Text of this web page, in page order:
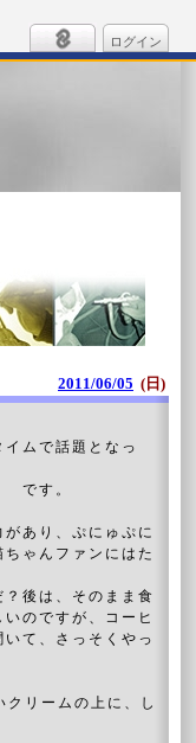
ログイン
2011/06/05 (日)
ムで話題となっ
です。
あり、ぷにゅぷに
ゃんファンにはた
後は、そのまま食
のですが、コーヒ
て、さっそくやっ
リームの上に、し